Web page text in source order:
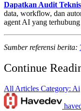
Dapatkan Audit
data, workflow, dan
agent AI yang
Sumber referensi berita:
Continue
All Articles Category: Ai